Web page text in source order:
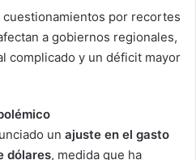
cuestionamientos por recortes
a gobiernos regionales,
complicado y un déficit mayor
un ajuste en el gasto
dólares, medida que ha